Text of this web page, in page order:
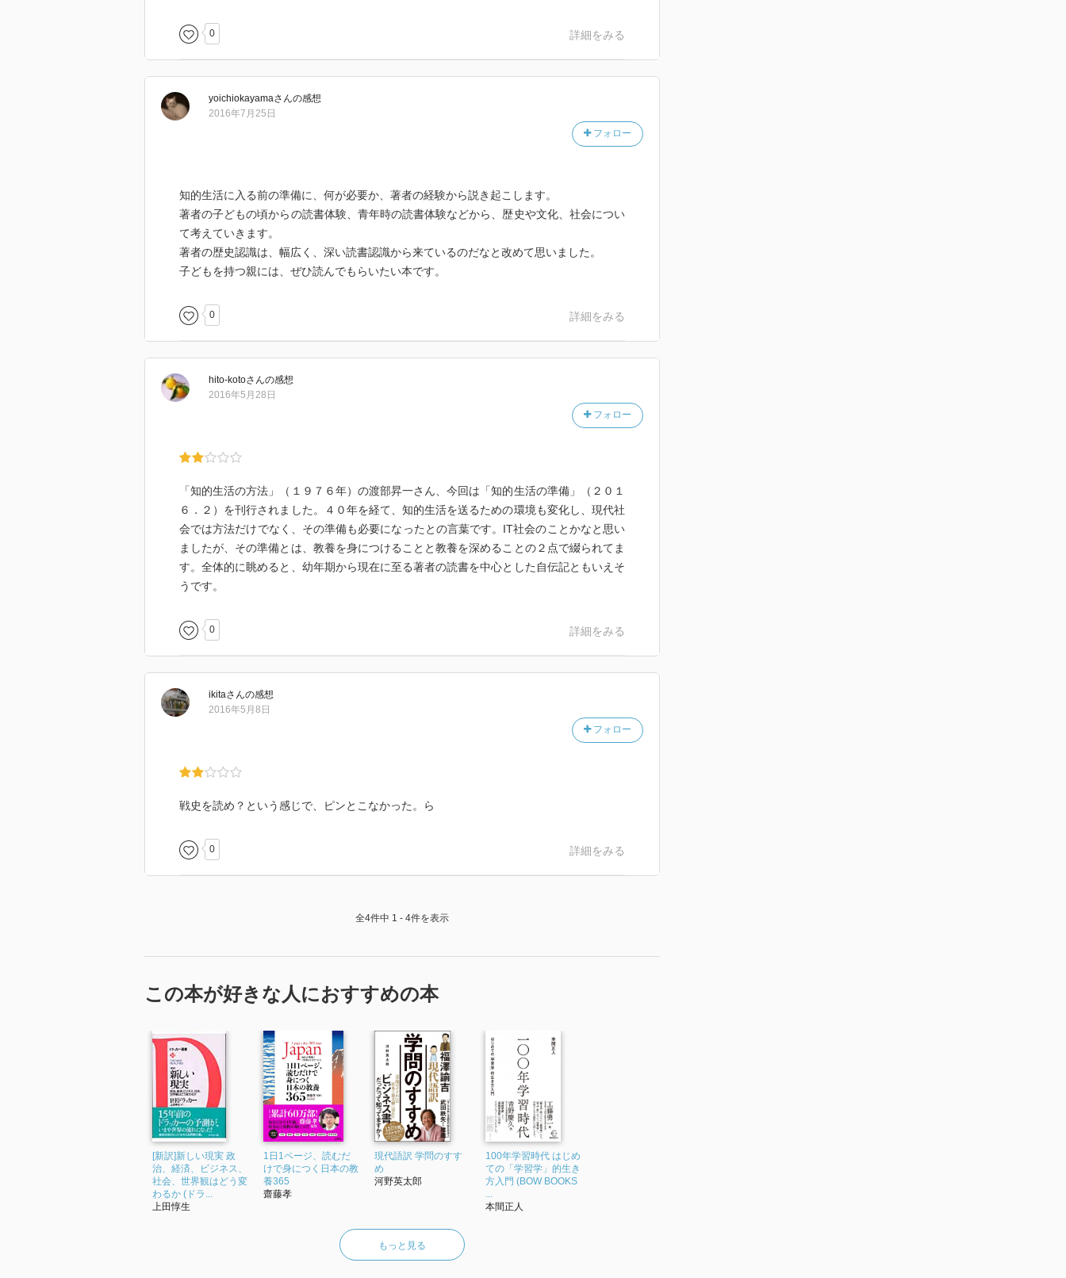
0 詳細をみる
yoichiokayamaさんの感想
フォロー
2016年7月25日
知的生活に入る前の準備に、何が必要か、著者の経験から説き起こします。
著者の子どもの頃からの読書体験、青年時の読書体験などから、歴史や文化、社会につい
て考えていきます。
著者の歴史認識は、幅広く、深い読書認識から来ているのだなと改めて思いました。
子どもを持つ親には、ぜひ読んでもらいたい本です。
0 詳細をみる
hito-kotoさんの感想
フォロー
2016年5月28日
「知的生活の方法」（１９７６年）の渡部昇一さん、今回は「知的生活の準備」（２０１
６．２）を刊行されました。４０年を経て、知的生活を送るための環境も変化し、現代社
会では方法だけでなく、その準備も必要になったとの言葉です。IT社会のことかなと思い
ましたが、その準備とは、教養を身につけることと教養を深めることの２点で綴られてま
す。全体的に眺めると、幼年期から現在に至る著者の読書を中心とした自伝記ともいえそ
うです。
0 詳細をみる
ikitaさんの感想
フォロー
2016年5月8日
戦史を読め？という感じで、ピンとこなかった。ら
0 詳細をみる
全4件中 1 - 4件を表示
この本が好きな人におすすめの本
[新訳]新しい現実 政
治、経済、ビジネス、
社会、世界観はどう変
わるか (ドラ...
上田惇生
1日1ページ、読むだ
けで身につく日本の教
養365
齋藤孝
現代語訳 学問のすす
め
河野英太郎
100年学習時代 はじめ
ての「学習学」的生き
方入門 (BOW BOOKS
...
本間正人
もっと見る